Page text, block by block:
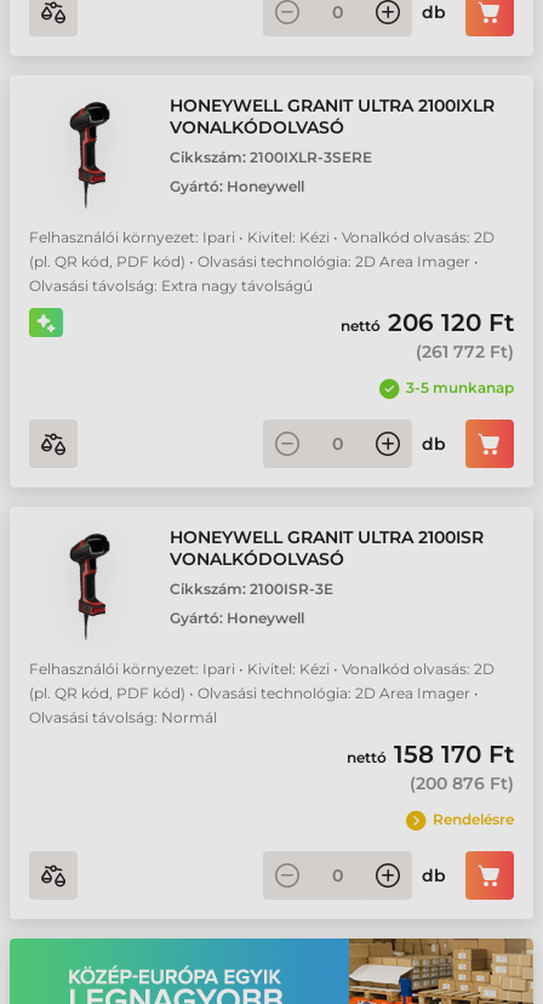
db
HONEYWELL GRANIT ULTRA 2100IXLR
VONALKÓDOLVASÓ
Cikkszám: 2100IXLR-3SERE
Gyártó: Honeywell
Felhasználói környezet: Ipari • Kivitel: Kézi • Vonalkód olvasás: 2D
(pl. QR kód, PDF kód) • Olvasási technológia: 2D Area Imager •
Olvasási távolság: Extra nagy távolságú
nettó 206 120 Ft
(261 772 Ft)
3-5 munkanap
db
HONEYWELL GRANIT ULTRA 2100ISR
VONALKÓDOLVASÓ
Cikkszám: 2100ISR-3E
Gyártó: Honeywell
Felhasználói környezet: Ipari • Kivitel: Kézi • Vonalkód olvasás: 2D
(pl. QR kód, PDF kód) • Olvasási technológia: 2D Area Imager •
Olvasási távolság: Normál
nettó 158 170 Ft
(200 876 Ft)
Rendelésre
db